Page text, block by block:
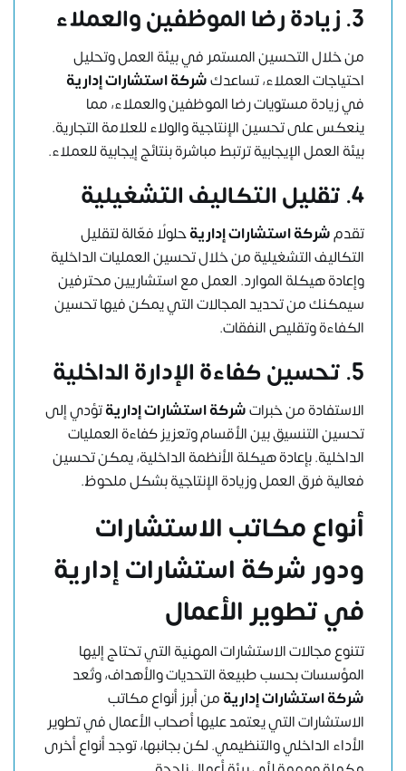
3. زيادة رضا الموظفين والعملاء
من خلال التحسين المستمر في بيئة العمل وتحليل
احتياجات العملاء، تساعدكشركة استشارات إدارية
في زيادة مستويات رضا الموظفين والعملاء، مما
ينعكس على تحسين الإنتاجية والولاء للعلامة التجارية.
بيئة العمل الإيجابية ترتبط مباشرة بنتائج إيجابية للعملاء.
4. تقليل التكاليف التشغيلية
تقدمشركة استشارات إداريةحلولًا فعّالة لتقليل
التكاليف التشغيلية من خلال تحسين العمليات الداخلية
وإعادة هيكلة الموارد. العمل مع استشاريين محترفين
سيمكنك من تحديد المجالات التي يمكن فيها تحسين
الكفاءة وتقليص النفقات.
5. تحسين كفاءة الإدارة الداخلية
الاستفادة من خبراتشركة استشارات إداريةتؤدي إلى
تحسين التنسيق بين الأقسام وتعزيز كفاءة العمليات
الداخلية. بإعادة هيكلة الأنظمة الداخلية، يمكن تحسين
فعالية فرق العمل وزيادة الإنتاجية بشكل ملحوظ.
أنواع مكاتب الاستشارات
ودور شركة استشارات إدارية
في تطوير الأعمال
تتنوع مجالات الاستشارات المهنية التي تحتاج إليها
المؤسسات بحسب طبيعة التحديات والأهداف، وتُعد
شركة استشارات إداريةمن أبرز أنواع مكاتب
الاستشارات التي يعتمد عليها أصحاب الأعمال في تطوير
الأداء الداخلي والتنظيمي. لكن بجانبها، توجد أنواع أخرى